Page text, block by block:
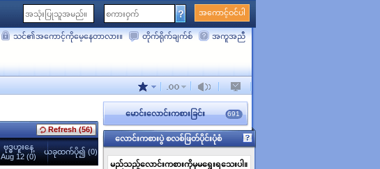
အကောင့်ဝင်ပါ
သင်၏အကောင့်ကိုမေ့နေတာလား။ တိုက်ရိုက်ချက်စ် အကူအညီ
Refresh (56)
ဗုဒ္ဓဟူးနေ့
Aug 12 (0)
ယခုထက်ပို၍ (0)
မောင်းလောင်းကစားခြင်း 691
လောင်းကစားပွဲ စလစ်ဖြတ်ပိုင်းပုံစံ
မည်သည့်လောင်းကစားကိုမှမရွေးရသေးပါ။